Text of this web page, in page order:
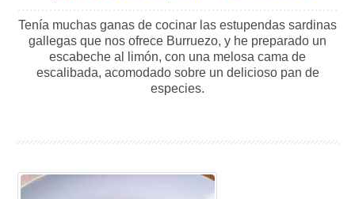
Tenía muchas ganas de cocinar las estupendas sardinas
gallegas que nos ofrece Burruezo, y he preparado un
escabeche al limón, con una melosa cama de
escalibada, acomodado sobre un delicioso pan de
especies.